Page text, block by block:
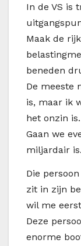
In de VS is
Maak de
beneden
De meeste
is, maar ik
het onzin is.
Gaan we
miljardair is.
Die
zit in zijn
wil me
Deze
enorme